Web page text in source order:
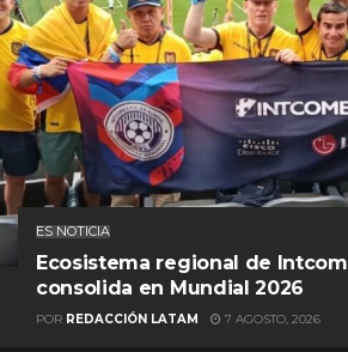
ES NOTICIA
Ecosistema regional de
consolida en Mundial 2026
POR REDACCIÓN LATAM 7 AGOSTO, 2026